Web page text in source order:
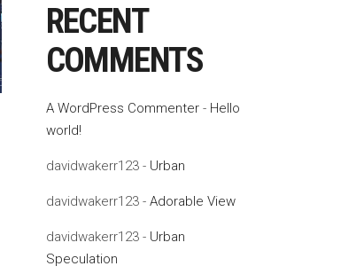
RECENT
COMMENTS
A WordPress Commenter- Hello
world!
davidwakerr123- Urban
davidwakerr123- Adorable View
davidwakerr123- Urban
Speculation